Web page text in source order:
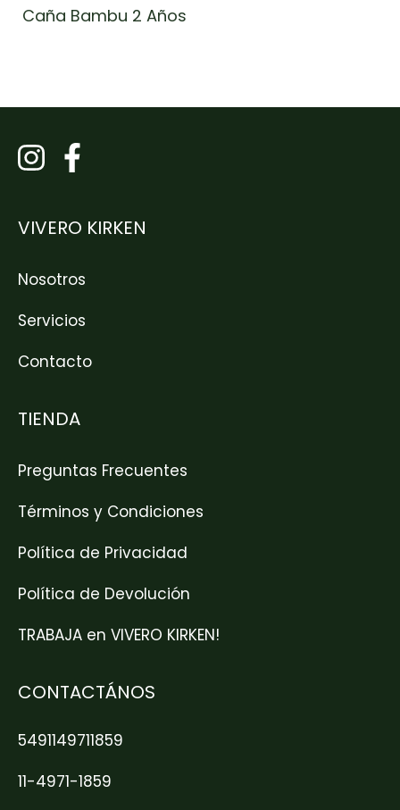
Caña Bambu 2 Años
VIVERO KIRKEN
Nosotros
Servicios
Contacto
TIENDA
Preguntas Frecuentes
Términos y Condiciones
Política de Privacidad
Política de Devolución
TRABAJA en VIVERO KIRKEN!
CONTACTÁNOS
5491149711859
11-4971-1859